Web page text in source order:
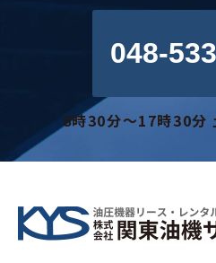
048-
8時30分～17時30分